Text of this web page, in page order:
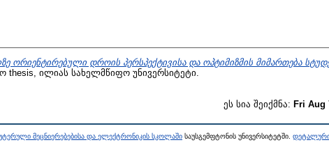
ორიენტირებული დროის პერსპექტივისა და ოპტიმიზმის მიმართება
thesis, ილიას სახელმწიფო უნივერსიტეტი.
ეს სია შეიქმნა: Fri Aug
მეცნიერებებისა და ელექტრონიკის სკოლაში საუსგემფტონის უნივერსიტეტში. დეტალური